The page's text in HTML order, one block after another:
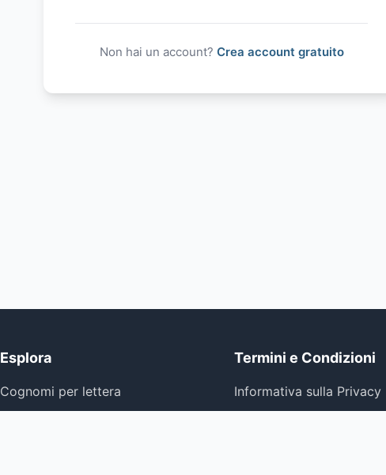
Non hai un account? Crea account gratuito
Esplora
Cognomi per lettera
Termini e Condizioni
Informativa sulla Privacy